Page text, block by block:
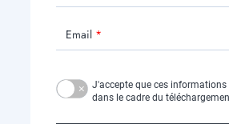
Email
J'accepte que ces
dans le cadre du